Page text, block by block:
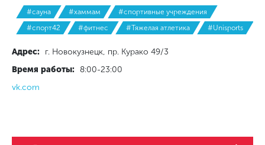
#сауна #хаммам
#спортивные учреждения
#спорт42
#фитнес #Тяжелая атлетика #Unisports
Адрес: г. Новокузнецк, пр. Курако 49/3
Время работы: 8:00-23:00
vk.com